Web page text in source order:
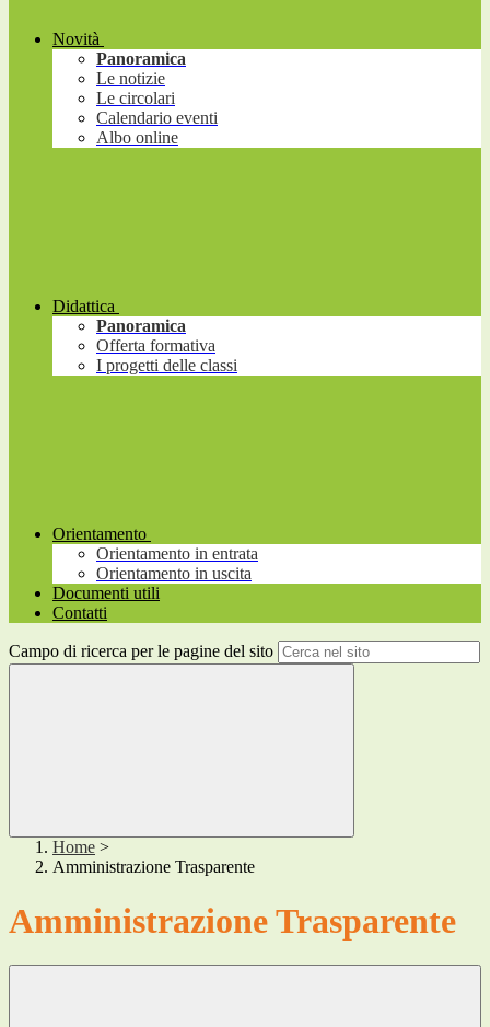
Novità
Panoramica
Le notizie
Le circolari
Calendario eventi
Albo online
Didattica
Panoramica
Offerta formativa
I progetti delle classi
Orientamento
Orientamento in entrata
Orientamento in uscita
Documenti utili
Contatti
Campo di ricerca per le pagine del sito
Home >
Amministrazione Trasparente
Amministrazione Trasparente